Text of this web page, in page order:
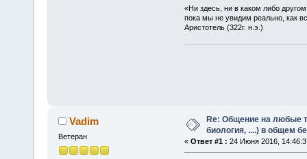
«Ни здесь, ни в каком либо
пока мы не увидим реально, как
Аристотель (322г. н.э.)
Vadim
Ветеран
Re: Общение на любые
биология, ....) в общем
« Ответ #1 : 24 Июня 2016,